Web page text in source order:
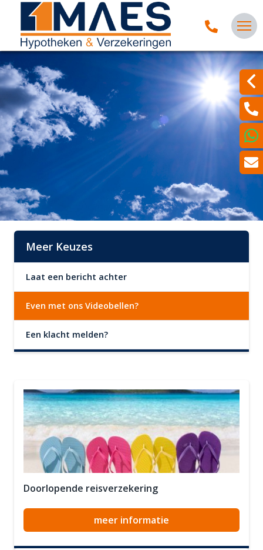
Meer Keuzes
Laat een bericht achter
Even met ons Videobellen?
Een klacht melden?
Doorlopende reisverzekering
meer informatie